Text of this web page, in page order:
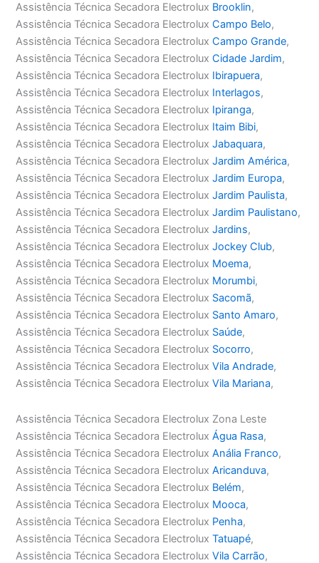
Assistência Técnica Secadora Electrolux Brooklin,
Assistência Técnica Secadora ElectroluxCampo Belo,
Assistência Técnica Secadora ElectroluxCampo Grande,
Assistência Técnica Secadora ElectroluxCidade Jardim,
Assistência Técnica Secadora Electrolux Ibirapuera,
Assistência Técnica Secadora Electrolux Interlagos,
Assistência Técnica Secadora Electrolux Ipiranga,
Assistência Técnica Secadora Electrolux Itaim Bibi,
Assistência Técnica Secadora ElectroluxJabaquara,
Assistência Técnica Secadora ElectroluxJardim América,
Assistência Técnica Secadora ElectroluxJardim Europa,
Assistência Técnica Secadora ElectroluxJardim Paulista,
Assistência Técnica Secadora ElectroluxJardim Paulistano,
Assistência Técnica Secadora ElectroluxJardins,
Assistência Técnica Secadora ElectroluxJockey Club,
Assistência Técnica Secadora Electrolux Moema,
Assistência Técnica Secadora Electrolux Morumbi,
Assistência Técnica Secadora Electrolux Sacomã,
Assistência Técnica Secadora Electrolux Santo Amaro,
Assistência Técnica Secadora Electrolux Saúde,
Assistência Técnica Secadora Electrolux Socorro,
Assistência Técnica Secadora ElectroluxVila Andrade,
Assistência Técnica Secadora ElectroluxVila Mariana,
Assistência Técnica Secadora Electrolux Zona Leste
Assistência Técnica Secadora ElectroluxÁgua Rasa,
Assistência Técnica Secadora ElectroluxAnália Franco,
Assistência Técnica Secadora ElectroluxAricanduva,
Assistência Técnica Secadora Electrolux Belém,
Assistência Técnica Secadora Electrolux Mooca,
Assistência Técnica Secadora Electrolux Penha,
Assistência Técnica Secadora ElectroluxTatuapé,
Assistência Técnica Secadora ElectroluxVila Carrão,